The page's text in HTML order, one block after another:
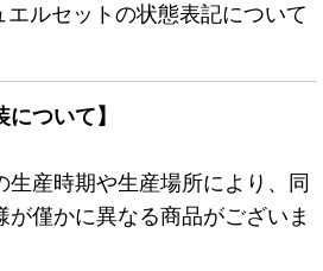
ルセットの状態表記について
について】
生産時期や生産場所により、同
僅かに異なる商品がございま